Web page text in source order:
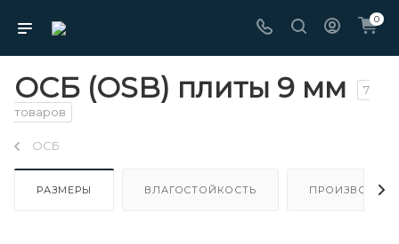
0
ОСБ (OSB) плиты 9 мм
7
товаров
ОСБ
РАЗМЕРЫ ВЛАГОСТОЙКОСТЬ